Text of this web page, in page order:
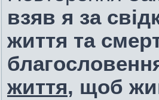
взяв я за
життя та
життя, щоб